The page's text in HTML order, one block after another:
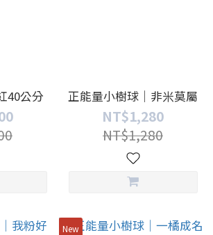
40公分 正能量小樹球｜非米莫屬
NT$1,280
NT$1,280
New